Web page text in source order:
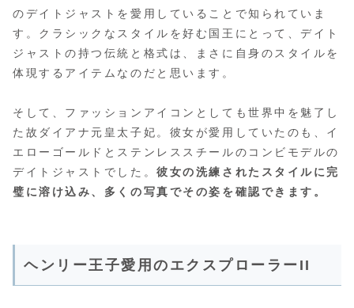
のデイトジャストを愛用していることで知られていま
す。クラシックなスタイルを好む国王にとって、デイト
ジャストの持つ伝統と格式は、まさに自身のスタイルを
体現するアイテムなのだと思います。
そして、ファッションアイコンとしても世界中を魅了し
た故ダイアナ元皇太子妃。彼女が愛用していたのも、イ
エローゴールドとステンレススチールのコンビモデルの
デイトジャストでした。彼女の洗練されたスタイルに完
璧に溶け込み、多くの写真でその姿を確認できます。
ヘンリー王子愛用のエクスプローラーII